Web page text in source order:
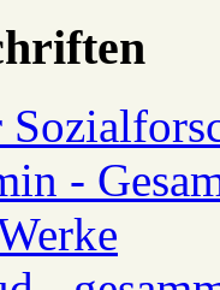
-